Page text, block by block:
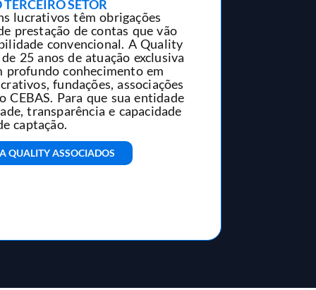
SETOR
lucrativos têm obrigações
prestação de contas que vão
convencional. A Quality
25 anos de atuação exclusiva
profundo conhecimento em
fundações, associações
CEBAS. Para que sua entidade
transparência e capacidade
captação.
QUALITY ASSOCIADOS